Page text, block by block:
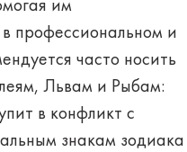
им
профессиональном и
часто носить
Львам и Рыбам:
в конфликт с
знакам зодиака